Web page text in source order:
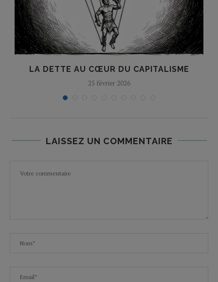
LA DETTE AU CŒUR DU CAPITALISME
25 février 2026
LAISSEZ UN COMMENTAIRE